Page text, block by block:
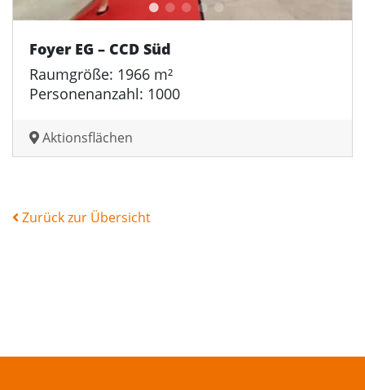
Foyer EG – CCD Süd
Raumgröße: 1966 m²
Personenanzahl: 1000
Aktionsflächen
Zurück zur Übersicht